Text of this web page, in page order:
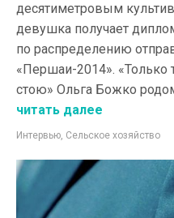
десятиметровым
девушка получает
по распределению
«Першаи-2014». «Только
стою» Ольга Божко
читать далее
Интервью, Сельское хозяйство